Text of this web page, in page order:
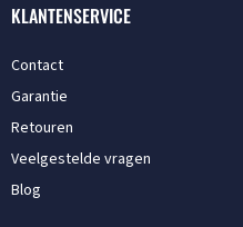
KLANTENSERVICE
Contact
Garantie
Retouren
Veelgestelde vragen
Blog